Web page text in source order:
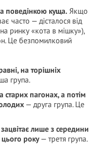
поведінкою куща. Якщо
часто — дісталося від
ринку «кота в мішку»),
Це безпомилковий
на торішніх
група.
старих пагонах, а потім
— друга група. Це
лише з середини
року— третя група.